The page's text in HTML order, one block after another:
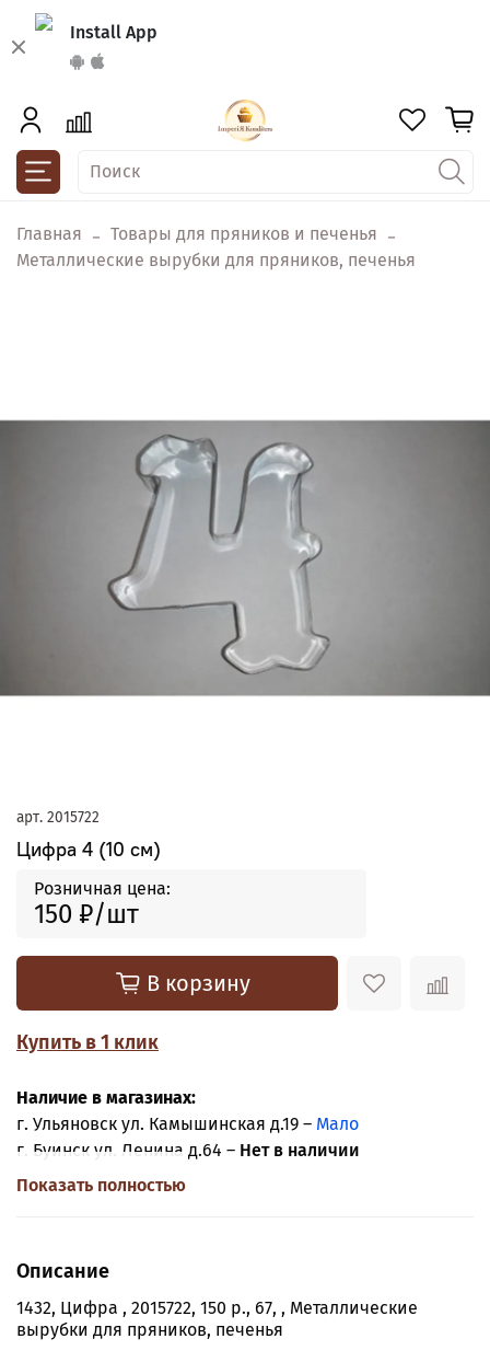
Install App
Главная
Товары для пряников и печенья
Металлические вырубки для пряников, печенья
арт. 2015722
Цифра 4 (10 см)
Розничная цена:
150 ₽
В корзину
Купить в 1 клик
Наличие в магазинах:
г. Ульяновск ул. Камышинская д.19 – Мало
г. Буинск ул. Ленина д.64 – Нет в наличии
Показать полностью
Описание
1432, Цифра , 2015722, 150 р., 67, , Металлические
вырубки для пряников, печенья